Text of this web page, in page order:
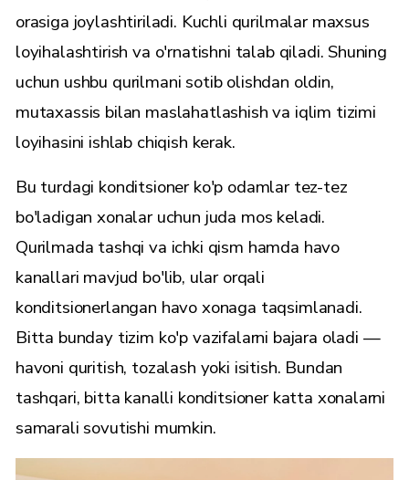
orasiga joylashtiriladi. Kuchli qurilmalar maxsus
loyihalashtirish va o'rnatishni talab qiladi. Shuning
uchun ushbu qurilmani sotib olishdan oldin,
mutaxassis bilan maslahatlashish va iqlim tizimi
loyihasini ishlab chiqish kerak.
Bu turdagi konditsioner ko'p odamlar tez-tez
bo'ladigan xonalar uchun juda mos keladi.
Qurilmada tashqi va ichki qism hamda havo
kanallari mavjud bo'lib, ular orqali
konditsionerlangan havo xonaga taqsimlanadi.
Bitta bunday tizim ko'p vazifalarni bajara oladi —
havoni quritish, tozalash yoki isitish. Bundan
tashqari, bitta kanalli konditsioner katta xonalarni
samarali sovutishi mumkin.